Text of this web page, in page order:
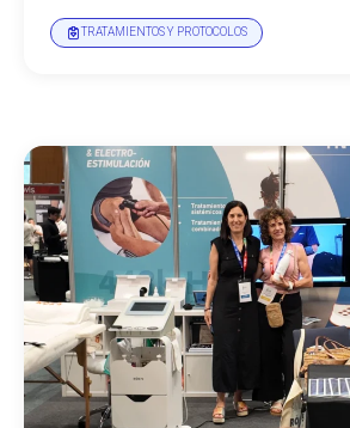
TRATAMIENTOS Y PROTOCOLOS